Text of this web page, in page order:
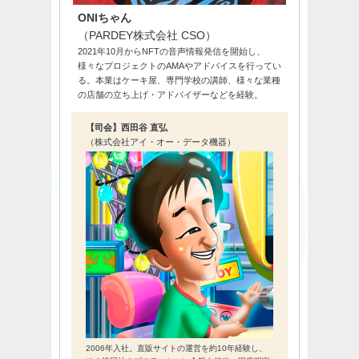
ONIちゃん
（PARDEY株式会社 CSO）
2021年10月からNFTの音声情報発信を開始し、
様々なプロジェクトのAMAやアドバイスを行ってい
る。本業はケーキ屋、専門学校の講師、様々な業種
の店舗の立ち上げ・アドバイザーなどを経験。
【司会】西田谷 直弘
（株式会社アイ・オー・データ機器）
2006年入社。直販サイトの運営を約10年経験し、